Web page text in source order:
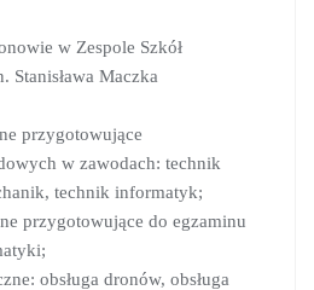
w Zespole Szkół
Stanisława Maczka
przygotowujące
w zawodach: technik
technik informatyk;
przygotowujące do egzaminu
obsługa dronów, obsługa